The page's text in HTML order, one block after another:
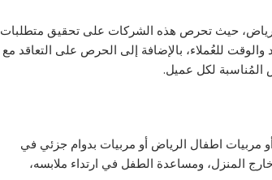
حيث تحرص هذه الشركات على تحقيق متطلبات
للعُملاء، بالإضافة إلى الحرص على التعاقد مع
المُناسبة لكل عميل.
اطفال الرياض أو مربيات بدوام جزئي في
المنزل، ومساعدة الطفل في ارتداء ملابسه،